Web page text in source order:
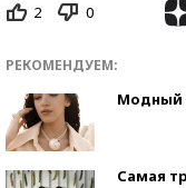
2 0
РЕКОМЕНДУЕМ:
Модный
Самая